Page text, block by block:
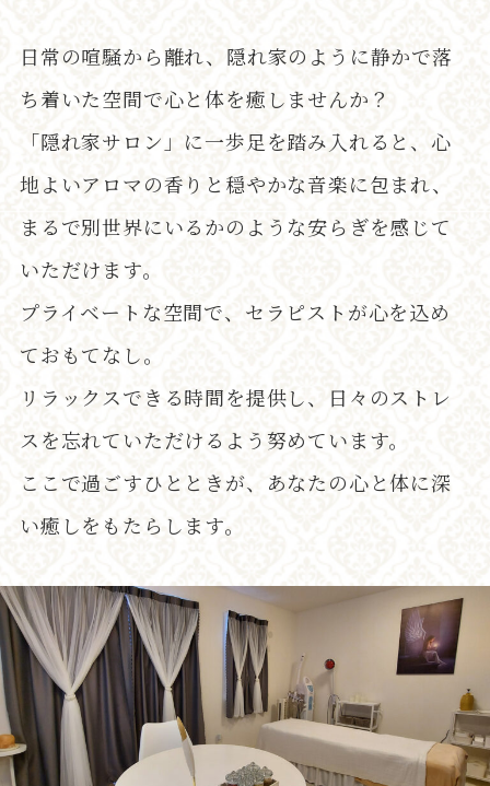
日常の喧騒から離れ、隠れ家のように静かで落
ち着いた空間で心と体を癒しませんか？
「隠れ家サロン」に一歩足を踏み入れると、心
地よいアロマの香りと穏やかな音楽に包まれ、
まるで別世界にいるかのような安らぎを感じて
いただけます。
プライベートな空間で、セラピストが心を込め
ておもてなし。
リラックスできる時間を提供し、日々のストレ
スを忘れていただけるよう努めています。
ここで過ごすひとときが、あなたの心と体に深
い癒しをもたらします。